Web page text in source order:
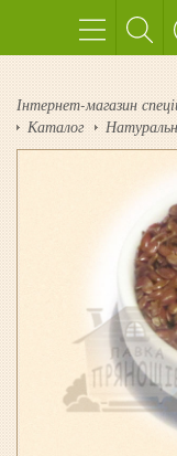
Інтернет-магазин
Каталог